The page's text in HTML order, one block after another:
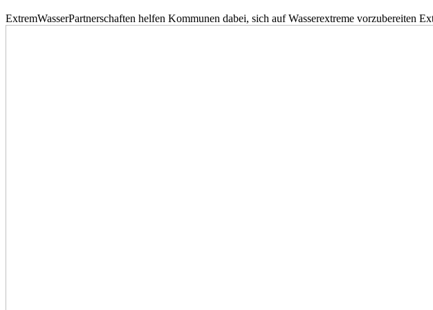
ExtremWasserPartnerschaften helfen Kommunen dabei, sich auf Wasserextreme vorzubereiten